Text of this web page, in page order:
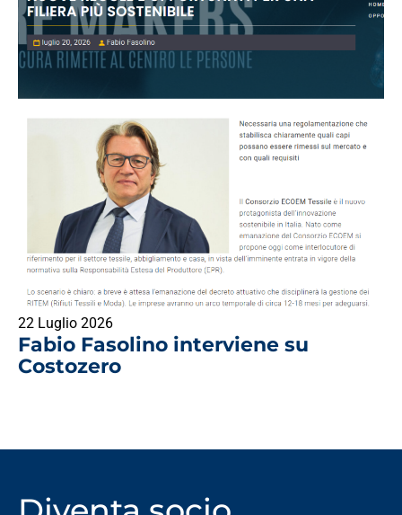
22 Luglio 2026
Fabio Fasolino interviene su
Costozero